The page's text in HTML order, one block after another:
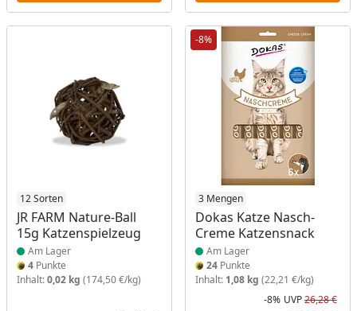
12 Sorten
JR FARM Nature-Ball
15g Katzenspielzeug
Produkt am Lager
Am Lager
4 Punkte
Inhalt:0,02 kg (174,50 €/kg)
-8%
3 Mengen
Dokas Katze Nasch-
Creme Katzensnack
Produkt am Lager
Am Lager
24Punkte
Inhalt: 1,08 kg (22,21 €/kg)
-8% UVP26,28 €